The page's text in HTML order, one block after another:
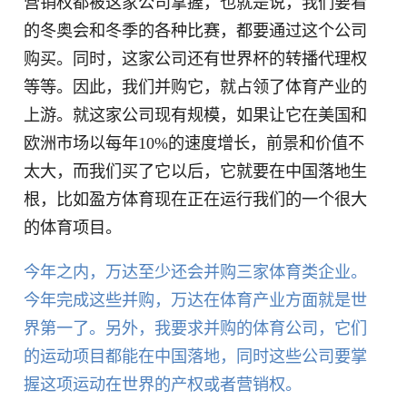
的冬奥会和冬季的各种比赛，都要通过这个公司
购买。同时，这家公司还有世界杯的转播代理权
等等。因此，我们并购它，就占领了体育产业的
上游。就这家公司现有规模，如果让它在美国和
欧洲市场以每年10%的速度增长，前景和价值不
太大，而我们买了它以后，它就要在中国落地生
根，比如盈方体育现在正在运行我们的一个很大
的体育项目。
今年之内，万达至少还会并购三家体育类企业。
今年完成这些并购，万达在体育产业方面就是世
界第一了。另外，我要求并购的体育公司，它们
的运动项目都能在中国落地，同时这些公司要掌
握这项运动在世界的产权或者营销权。